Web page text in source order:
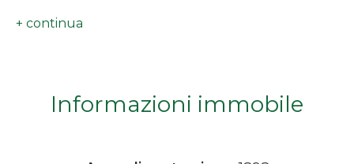
. sette camere da letto, ideali per una grande
. soggiorno con camino, accogliente e
Informazioni immobile